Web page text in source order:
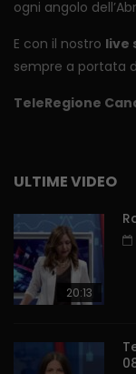
ogni angolo
E con il nostro live
sempre a portata
TeleRegione
ULTIME VIDEO
20:13